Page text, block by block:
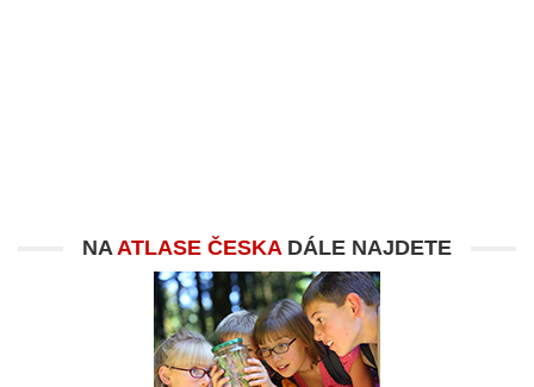
NAATLASE ČESKADÁLE NAJDETE